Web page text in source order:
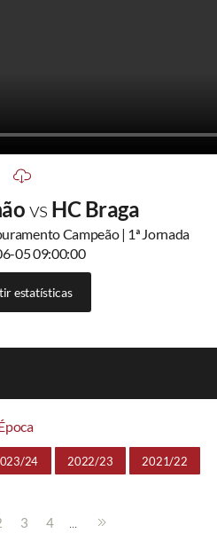
vs HC Braga
Campeão | 1ª Jornada
05 09:00:00
estatísticas
24 2022/23 2021/22
3 4 ...